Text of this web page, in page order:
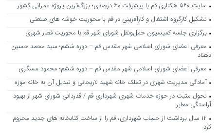
سایت ۵۶۰ هکتاری قم با پیشرفت ۶۰ درصدی؛ بزرگ‌ترین پروژه عمرانی کشور
تشکیل کارگروه اشتغال و کارآفرینی در قم با محوریت خوشه های صنعتی
برگزاری جلسه کمیسیون حمل‌ونقل شورای شهر قم با محوریت قطار شهری
معرفی اعضای شورای اسلامی شهر مقدس قم – دوره ششم؛ سید محمد حسین
دهناد
معرفی اعضای شورای اسلامی شهر مقدس قم – دوره ششم؛ محمود مسگری
آمادگی مدیریت شهری در تملک خانه شهید لاریجانی و تبدیل آن به خانه موزه
تحول مثبت در حوزه خدمات شهری شهرداری قم / قدردانی شورای شهر از بهبود
آراستگی معابر
۱۲ سال برداشت از حساب شهرداری، قم را از ساخت کتابخانه های جدید محروم
کرد